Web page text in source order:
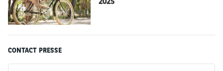
Présente dans 55 pays et gérant 4,5 millions de
véhicules, l’Alliance offre à ses clients internationaux
stratégique et opérationnelle de leurs flottes.
CONTACT PRESSE